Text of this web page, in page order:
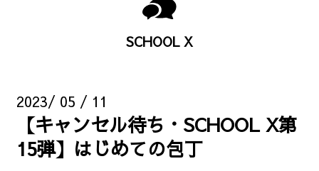
SCHOOL X
2023/ 05 / 11
【キャンセル待ち・SCHOOL X第
15弾】はじめての包丁